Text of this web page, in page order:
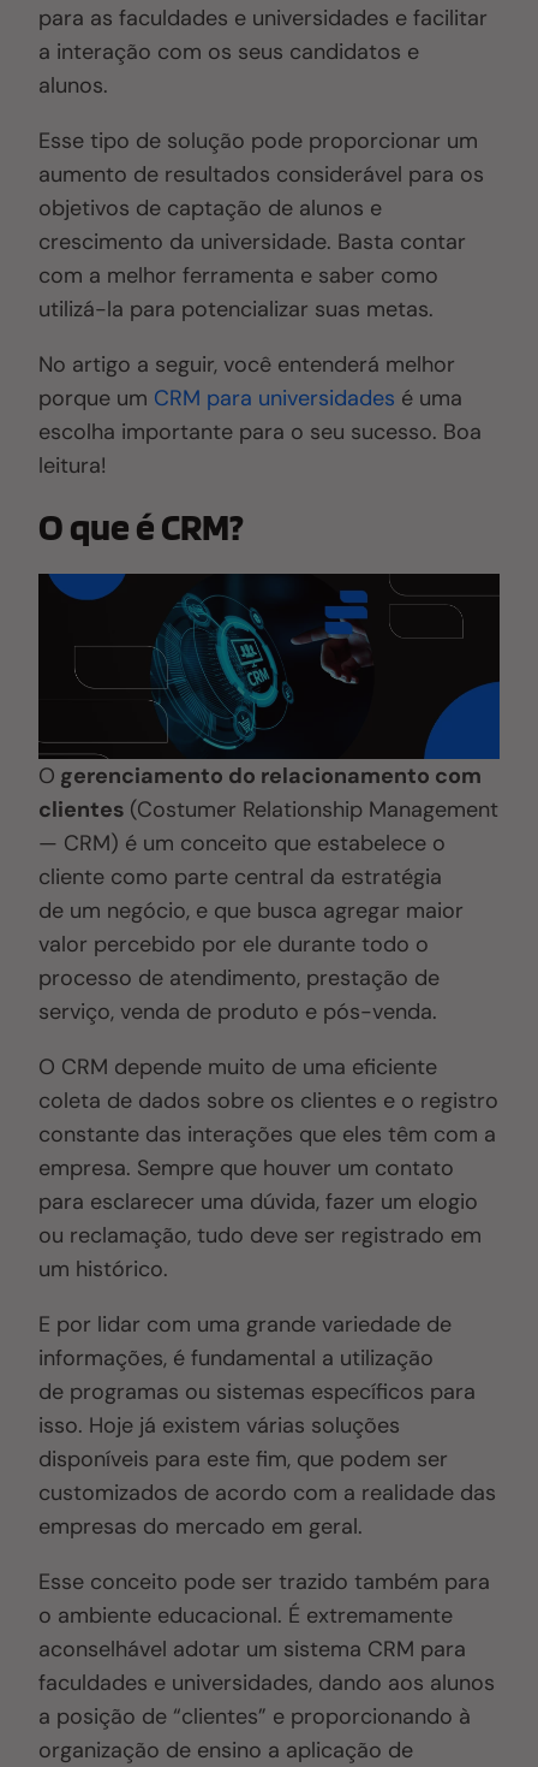
para as faculdades e universidades e facilitar
a interação com os seus candidatos e
alunos.
Esse tipo de solução pode proporcionar um
aumento de resultados considerável para os
objetivos de captação de alunos e
crescimento da universidade. Basta contar
com a melhor ferramenta e saber como
utilizá-la para potencializar suas metas.
No artigo a seguir, você entenderá melhor
porque um CRM para universidades é uma
escolha importante para o seu sucesso. Boa
leitura!
O que é CRM?
O gerenciamento do relacionamento com
clientes (Costumer Relationship Management
— CRM) é um conceito que estabelece o
cliente como parte central da estratégia
de um negócio, e que busca agregar maior
valor percebido por ele durante todo o
processo de atendimento, prestação de
serviço, venda de produto e pós-venda.
O CRM depende muito de uma eficiente
coleta de dados sobre os clientes e o registro
constante das interações que eles têm com a
empresa. Sempre que houver um contato
para esclarecer uma dúvida, fazer um elogio
ou reclamação, tudo deve ser registrado em
um histórico.
E por lidar com uma grande variedade de
informações, é fundamental a utilização
de programas ou sistemas específicos para
isso. Hoje já existem várias soluções
disponíveis para este fim, que podem ser
customizados de acordo com a realidade das
empresas do mercado em geral.
Esse conceito pode ser trazido também para
o ambiente educacional. É extremamente
aconselhável adotar um sistema CRM para
faculdades e universidades, dando aos alunos
a posição de “clientes” e proporcionando à
organização de ensino a aplicação de